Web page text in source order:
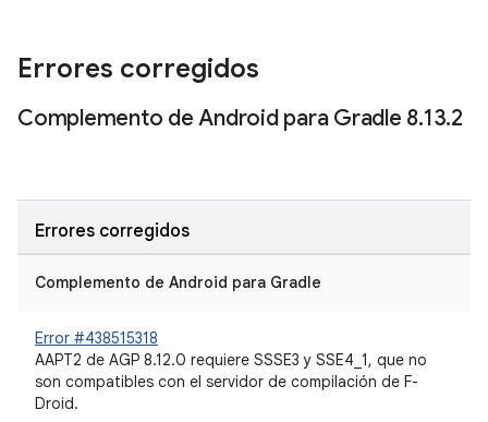
Errores corregidos
Complemento de Android para Gradle 8.13.2
Errores corregidos
Complemento de Android para Gradle
Error #438515318
AAPT2 de AGP 8.12.0 requiere SSSE3 y SSE4_1, que no
son compatibles con el servidor de compilación de F-
Droid.